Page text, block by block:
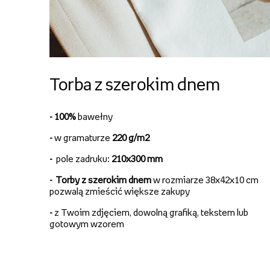
Torba z szerokim dnem
- 100% bawełny
-w gramaturze 220 g/m2
- pole zadruku: 210x300 mm
- Torby z szerokim dnemw rozmiarze 38x42x10 cm
pozwalą zmieścić większe zakupy
- z Twoim zdjęciem, dowolną grafiką, tekstem lub
gotowym wzorem